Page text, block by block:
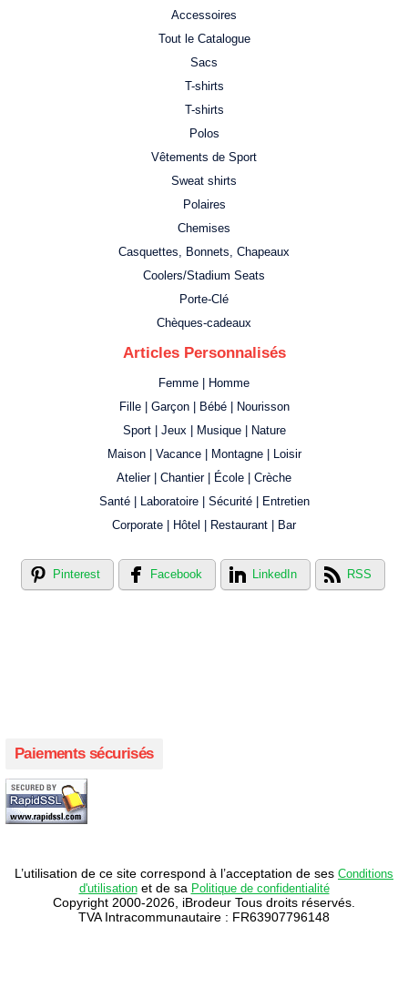
Accessoires
Tout le Catalogue
Sacs
T-shirts
T-shirts
Polos
Vêtements de Sport
Sweat shirts
Polaires
Chemises
Casquettes, Bonnets, Chapeaux
Coolers/Stadium Seats
Porte-Clé
Chèques-cadeaux
Articles Personnalisés
Femme | Homme
Fille | Garçon | Bébé | Nourisson
Sport | Jeux | Musique | Nature
Maison | Vacance | Montagne | Loisir
Atelier | Chantier | École | Crèche
Santé | Laboratoire | Sécurité | Entretien
Corporate | Hôtel | Restaurant | Bar
Pinterest Facebook LinkedIn RSS
Paiements sécurisés
L’utilisation de ce site correspond à l’acceptation de ses Conditions
d'utilisationet de sa Politique de confidentialité
Copyright 2000-2026, iBrodeur Tous droits réservés.
TVA Intracommunautaire : FR63907796148